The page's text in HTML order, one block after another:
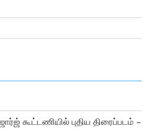
கூட்டணியில் புதிய திரைப்படம் –